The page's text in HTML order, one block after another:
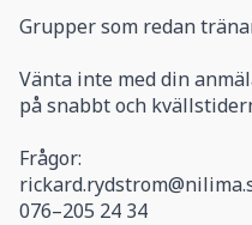
Grupper som redan
Vänta inte med din
på snabbt och
Frågor:
076–205 24 34